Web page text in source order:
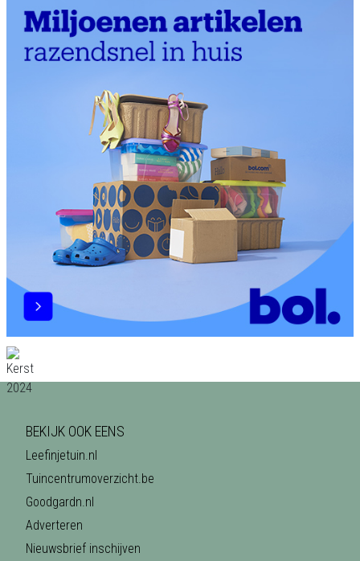
BEKIJK OOK EENS
Leefinjetuin.nl
Tuincentrumoverzicht.be
Goodgardn.nl
Adverteren
Nieuwsbrief inschijven